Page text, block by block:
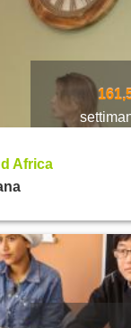
Africa